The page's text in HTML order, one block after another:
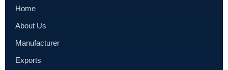
Home
About Us
Manufacturer
Exports